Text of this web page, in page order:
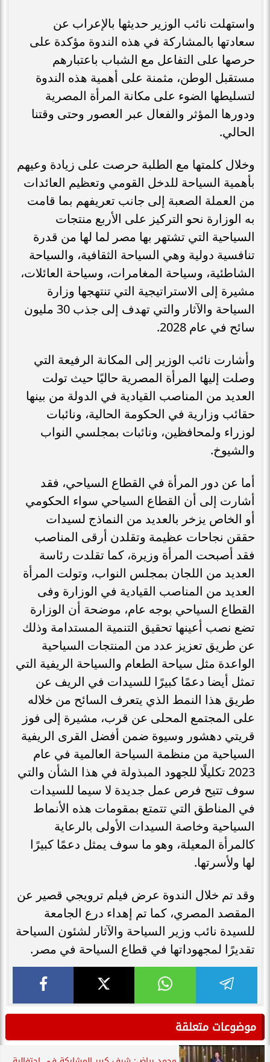
واستهلت نائب الوزير حديثها بالإعراب عن
سعادتها بالمشاركة في هذه الندوة مؤكدة على
حرصها على التفاعل مع الشباب باعتبارهم
مستقبل الوطن، مثمنة على أهمية هذه الندوة
لتسليطها الضوء على مكانة المرأة المصرية
ودورها المؤثر والفعال عبر العصور وحتى وقتنا
الحالي.
وخلال كلمتها مع الطلبة حرصت على زيادة وعيهم
بأهمية السياحة للدخل القومي وتعظيم العائدات
من العملة الصعبة إلى جانب تعريفهم بما قامت
به الوزارة نحو التركيز على الأربع منتجات
السياحية التي تشتهر بها مصر لما لها من قدرة
تنافسية دولية وهي السياحة الثقافية، والسياحة
الشاطئية، وسياحة المغامرات، وسياحة العائلات،
مشيرة إلى الاستراتيجية التي تنتهجها وزارة
السياحة والآثار والتي تهدف إلى جذب 30 مليون
سائح في عام 2028.
وأشارت نائب الوزير إلى المكانة الرفيعة التي
وصلت إليها المرأة المصرية حاليًا حيث تولت
العديد من المناصب القيادية في الدولة من بينها
حقائب وزارية في الحكومة الحالية، ونائبات
لوزراء ولمحافظين، ونائبات بمجلسي النواب
والشيوخ.
أما عن دور المرأة في القطاع السياحي، فقد
أشارت إلى أن القطاع السياحي سواء الحكومي
أو الخاص يزخر بالعديد من النماذج لسيدات
حققن نجاحات عظيمة وتقلدن أرقى المناصب
فقد أصبحت المرأة وزيرة، كما تقلدت رئاسة
العديد من اللجان بمجلس النواب، وتولت المرأة
العديد من المناصب القيادية في الوزارة وفى
القطاع السياحي بوجه عام، موضحة أن الوزارة
تضع نصب أعينها تحقيق التنمية المستدامة وذلك
عن طريق تعزيز عدد من المنتجات السياحية
الواعدة مثل سياحة الطعام والسياحة الريفية التي
تمثل أيضا دعمًا كبيرًا للسيدات في الريف عن
طريق هذا النمط الذي يتعرف السائح من خلاله
على المجتمع المحلى عن قرب، مشيرة إلى فوز
قريتي دهشور وسيوة ضمن أفضل القرى الريفية
السياحية من منظمة السياحة العالمية في عام
2023 تكليلًا للجهود المبذولة في هذا الشأن والتي
سوف تتيح فرص عمل جديدة لا سيما للسيدات
في المناطق التي تتمتع بمقومات هذه الأنماط
السياحية وخاصة السيدات الأولى بالرعاية
كالمرأة المعيلة، وهو ما سوف يمثل دعمًا كبيرًا
لها ولأسرتها.
وقد تم خلال الندوة عرض فيلم ترويجي قصير عن
المقصد المصري، كما تم إهداء درع الجامعة
للسيدة نائب وزير السياحة والآثار لشئون السياحة
تقديرًا لمجهوداتها في قطاع السياحة في مصر.
موضوعات متعلقة